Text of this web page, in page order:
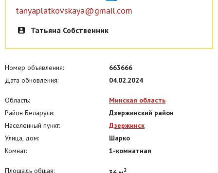
tanyaplatkovskaya@gmail.com
Татьяна Собственник
Номер объявления:
663666
Дата обновления:
04.02.2024
Область:
Минская область
Район Беларуси:
Дзержинский район
Населенный пункт:
Дзержинск
Улица, дом:
Шарко
Комнат:
1-комнатная
Площадь общая: 2